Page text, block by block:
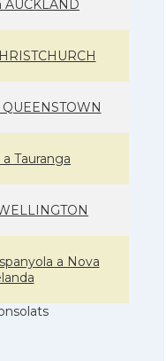
AUCKLAND
Tauranga
a Nova